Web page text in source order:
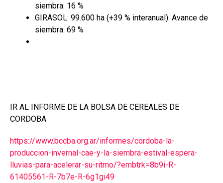
siembra: 16 %
GIRASOL: 99.600 ha (+39 % interanual). Avance de
siembra: 69 %
IR AL INFORME DE LA BOLSA DE CEREALES DE
CORDOBA
https://www.bccba.org.ar/informes/cordoba-la-
produccion-invernal-cae-y-la-siembra-estival-espera-
lluvias-para-acelerar-su-ritmo/?embtrk=8b9i-R-
61405561-R-7b7e-R-6g1gi49